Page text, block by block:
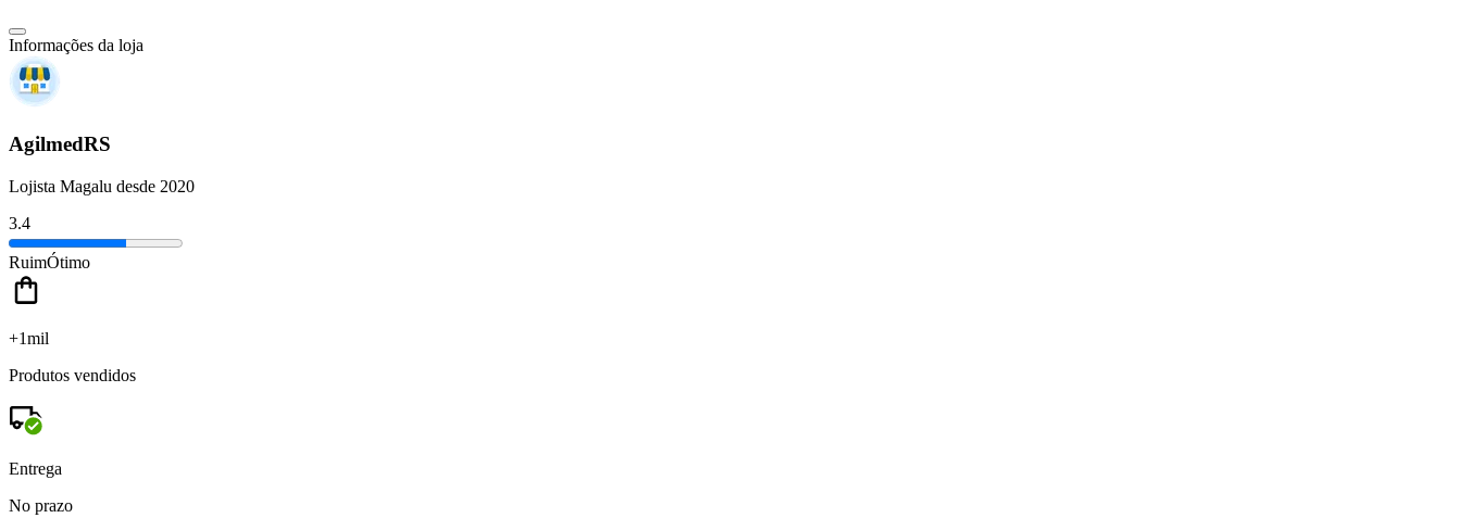
Informações da loja
AgilmedRS
Lojista Magalu desde 2020
3.4
RuimÓtimo
+1mil
Produtos vendidos
Entrega
No prazo